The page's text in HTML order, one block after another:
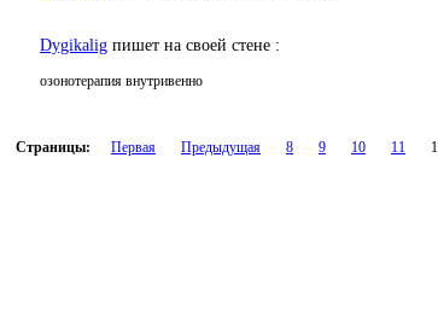
Dygikalig пишет на своей стене :
озонотерапия внутривенно
Страницы: Первая Предыдущая 8 9 10 11